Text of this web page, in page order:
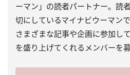
ーマン」の読者パートナー。読
切にしているマイナビウーマン
さまざまな記事や企画に参加し
を盛り上げてくれるメンバーを